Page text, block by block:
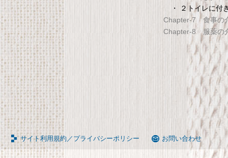
タンスのゲン 介護用ベッドテー
ブル キャスター付き 伸縮式 高さ
調節可能 Licht リヒト
65090050BR
てる「乗るピタ機能」搭
組成計 ホワイト BC-754-
・ ２トイレに付
Chapter-7 食事の
Chapter-8 服薬の
サイト利用規約／プライバシーポリシー お問い合わせ